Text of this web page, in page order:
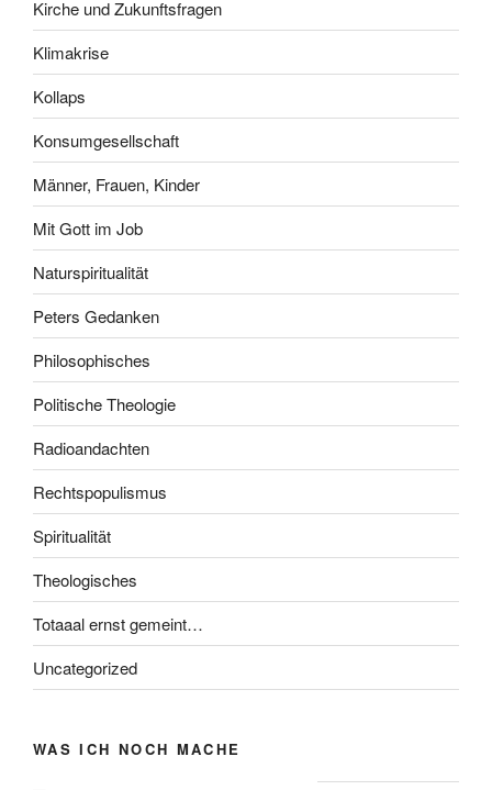
Kirche und Zukunftsfragen
Klimakrise
Kollaps
Konsumgesellschaft
Männer, Frauen, Kinder
Mit Gott im Job
Naturspiritualität
Peters Gedanken
Philosophisches
Politische Theologie
Radioandachten
Rechtspopulismus
Spiritualität
Theologisches
Totaaal ernst gemeint…
Uncategorized
WAS ICH NOCH MACHE